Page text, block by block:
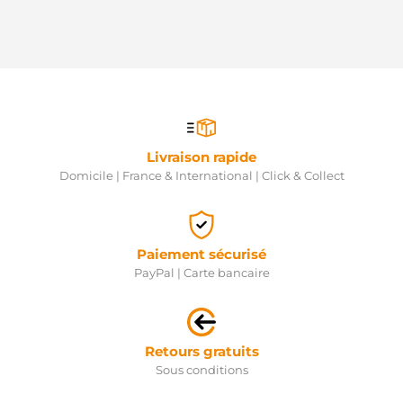
Livraison rapide
Domicile | France & International | Click & Collect
Paiement sécurisé
PayPal | Carte bancaire
Retours gratuits
Sous conditions